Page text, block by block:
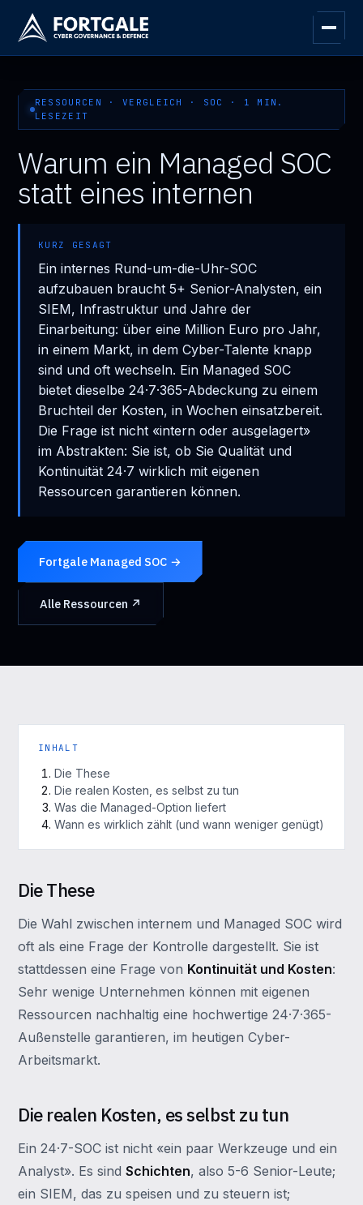
RESSOURCEN · VERGLEICH · SOC · 1 MIN.
LESEZEIT
Warum ein Managed SOC
statt eines internen
KURZ GESAGT
Ein internes Rund-um-die-Uhr-SOC
aufzubauen braucht 5+ Senior-Analysten, ein
SIEM, Infrastruktur und Jahre der
Einarbeitung: über eine Million Euro pro Jahr,
in einem Markt, in dem Cyber-Talente knapp
sind und oft wechseln. Ein Managed SOC
bietet dieselbe 24·7·365-Abdeckung zu einem
Bruchteil der Kosten, in Wochen einsatzbereit.
Die Frage ist nicht «intern oder ausgelagert»
im Abstrakten: Sie ist, ob Sie Qualität und
Kontinuität 24·7 wirklich mit eigenen
Ressourcen garantieren können.
Fortgale Managed SOC →
Alle Ressourcen ↗
INHALT
Die These
Die realen Kosten, es selbst zu tun
Was die Managed-Option liefert
Wann es wirklich zählt (und wann weniger genügt)
Die These
Die Wahl zwischen internem und Managed SOC wird
oft als eine Frage der Kontrolle dargestellt. Sie ist
stattdessen eine Frage von Kontinuität und Kosten:
Sehr wenige Unternehmen können mit eigenen
Ressourcen nachhaltig eine hochwertige 24·7·365-
Außenstelle garantieren, im heutigen Cyber-
Arbeitsmarkt.
Die realen Kosten, es selbst zu tun
Ein 24·7-SOC ist nicht «ein paar Werkzeuge und ein
Analyst». Es sind Schichten, also 5-6 Senior-Leute;
ein SIEM, das zu speisen und zu steuern ist;